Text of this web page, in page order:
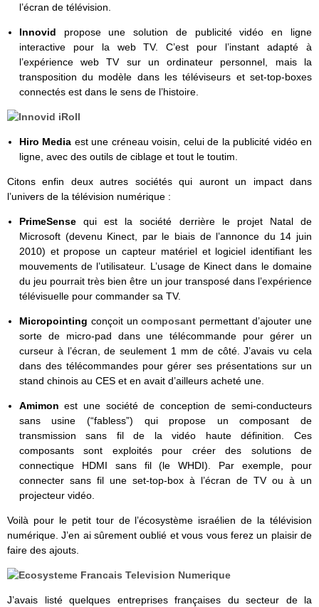
l’écran de télévision.
Innovid propose une solution de publicité vidéo en ligne
interactive pour la web TV. C’est pour l’instant adapté à
l’expérience web TV sur un ordinateur personnel, mais la
transposition du modèle dans les téléviseurs et set-top-boxes
connectés est dans le sens de l’histoire.
Hiro Media est une créneau voisin, celui de la publicité vidéo en
ligne, avec des outils de ciblage et tout le toutim.
Citons enfin deux autres sociétés qui auront un impact dans
l’univers de la télévision numérique :
PrimeSensequi est la société derrière le projet Natal de
Microsoft (devenu Kinect, par le biais de l’annonce du 14 juin
2010) et propose un capteur matériel et logiciel identifiant les
mouvements de l’utilisateur. L’usage de Kinect dans le domaine
du jeu pourrait très bien être un jour transposé dans l’expérience
télévisuelle pour commander sa TV.
Micropointing conçoit uncomposant permettant d’ajouter une
sorte de micro-pad dans une télécommande pour gérer un
curseur à l’écran, de seulement 1 mm de côté. J’avais vu cela
dans des télécommandes pour gérer ses présentations sur un
stand chinois au CES et en avait d’ailleurs acheté une.
Amimon est une société de conception de semi-conducteurs
sans usine (“fabless”) qui propose un composant de
transmission sans fil de la vidéo haute définition. Ces
composants sont exploités pour créer des solutions de
connectique HDMI sans fil (le WHDI). Par exemple, pour
connecter sans fil une set-top-box à l’écran de TV ou à un
projecteur vidéo.
Voilà pour le petit tour de l’écosystème israélien de la télévision
numérique. J’en ai sûrement oublié et vous vous ferez un plaisir de
faire des ajouts.
J’avais listé quelques entreprises françaises du secteur de la